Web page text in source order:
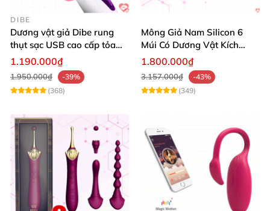
DIBE
Dương vật giả Dibe rung
thụt sạc USB cao cấp tỏa
nhiệt mạnh
1.190.000₫
1.950.000₫
-39%
(368)
Mông Giả Nam Silicon 6
Múi Có Dương Vật Kích
Thước Lớn Hấp Dẫn
1.800.000₫
3.157.000₫
-43%
(349)